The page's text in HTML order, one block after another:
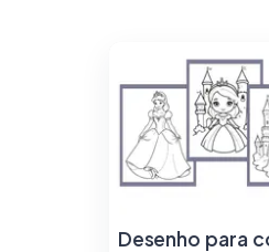
Desenho para